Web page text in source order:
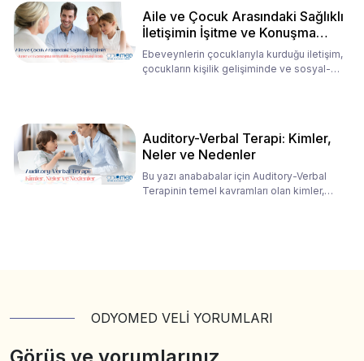
Aile ve Çocuk Arasındaki Sağlıklı
İletişimin İşitme ve Konuşma
Rehabilitasyonundaki Rolü
Ebeveynlerin çocuklarıyla kurduğu iletişim,
çocukların kişilik gelişiminde ve sosyal-
Auditory-Verbal Terapi: Kimler,
Neler ve Nedenler
Bu yazı anababalar için Auditory-Verbal
Terapinin temel kavramları olan kimler,
ODYOMED VELİ YORUMLARI